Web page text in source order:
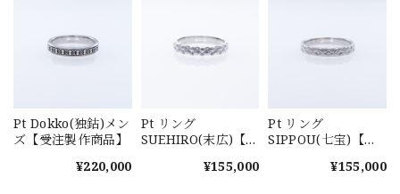
Pt Dokko(独鈷)メン
ズ【受注製作商品】
¥220,000
Pt リング
SUEHIRO(末広)【受
¥155,000
Pt リング
SIPPOU(七宝)【受
¥155,000